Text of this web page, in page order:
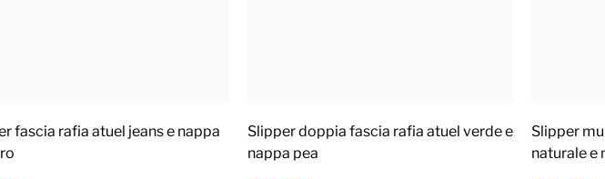
fascia rafia atuel jeans e nappa
Slipper doppia fascia rafia atuel verde e
nappa pea
Slipper
naturale e